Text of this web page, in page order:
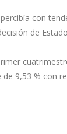
con
de
9,53 % con